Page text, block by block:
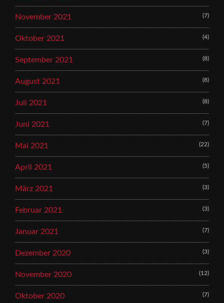
November 2021 (7)
Oktober 2021 (4)
September 2021 (8)
August 2021 (8)
Juli 2021 (8)
Juni 2021 (7)
Mai 2021 (22)
April 2021 (5)
März 2021 (3)
Februar 2021 (3)
Januar 2021 (7)
Dezember 2020 (3)
November 2020 (12)
Oktober 2020 (7)